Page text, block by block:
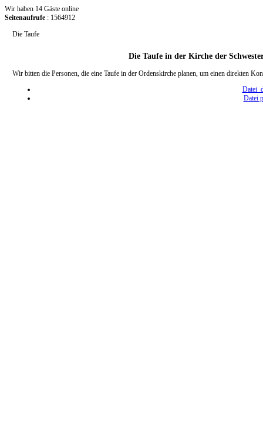
Wir haben 14 Gäste online
Seitenaufrufe : 1564912
Die Taufe
Die Taufe in der Kirche der
Wir bitten die Personen, die eine Taufe in der Ordenskirche planen, um einen direkten
Datei
Datei